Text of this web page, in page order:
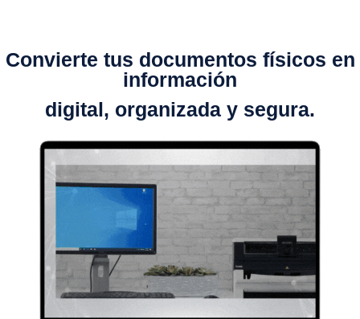
Convierte tus documentos físicos en
información
digital, organizada y segura.